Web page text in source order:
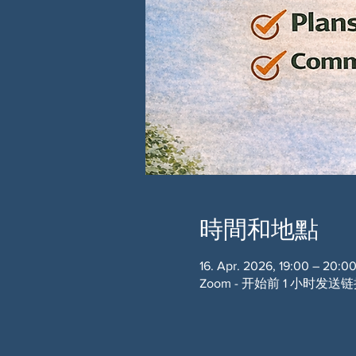
時間和地點
16. Apr. 2026, 19:00 – 20:00
Zoom - 开始前 1 小时发送链